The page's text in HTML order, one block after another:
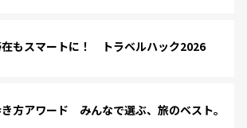
もスマートに！ トラベルハック2026
方アワード みんなで選ぶ、旅のベスト。